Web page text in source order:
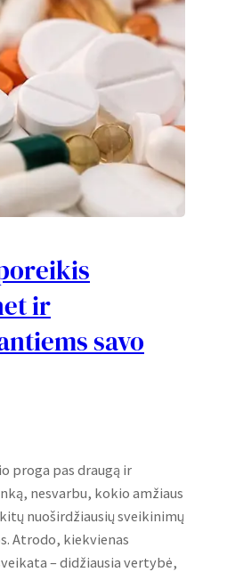
ir
savo
proga pas draugą ir
nesvarbu, kokio amžiaus
nuoširdžiausių sveikinimų
Atrodo, kiekvienas
– didžiausia vertybė,